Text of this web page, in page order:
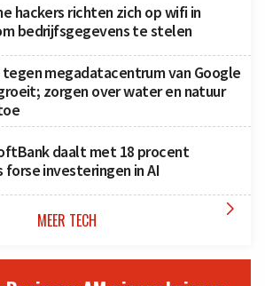
hackers richten zich op wifi in
bedrijfsgegevens te stelen
megadatacentrum van Google
zorgen over water en natuur
daalt met 18 procent
forse investeringen in AI
MEER TECH 